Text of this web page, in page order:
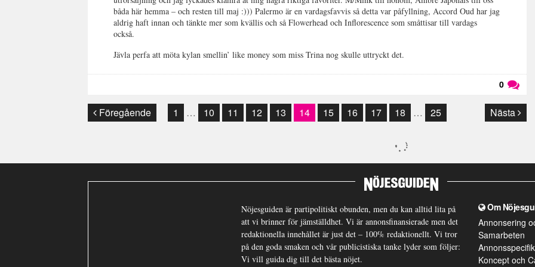
båda här hemma – och resten till maj :))) Palermo är en vardagsfavvis så detta var påfyllning, Accord Oud har jag
aldrig haft innan och tänkte mer som kvällis och så Flowerhead och Inflorescence som småttisar till vardags
också.
Jävla perfa att möta kylan smellin’ like money som miss Trina nog skulle uttryckt det.
0
Läs kommentarer (0)
Föregående 1 … 10 11 12 13 14 15 16 17 18 … 25 Nästa
Nöjesguiden är partipolitiskt obunden, men du kan alltid lita på
att vi brinner för jämställdhet. Vi är annonsfinansierade men det
redaktionella innehållet är just det – 100% redaktionellt. Vi tror
på den goda smaken och vår publicistiska tanke lyder som följer:
Vi vill guida dig till det bästa nöjet.
Om
Annonsering
Samarbeten
Koncept och